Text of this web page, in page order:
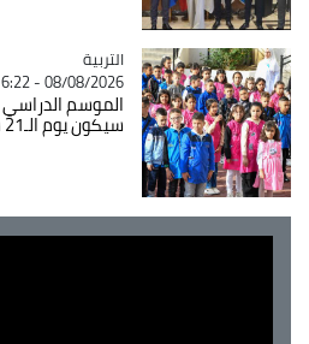
Catégorie
التربية
08/08/2026 - 16:22
سيكون يوم الـ21 سبتمبر